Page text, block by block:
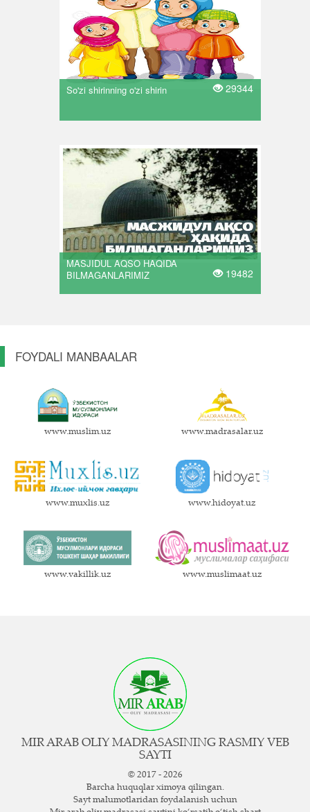
So'zi shirinning o'zi shirin 29344
MASJIDUL AQSO HAQIDA
BILMAGANLARIMIZ
19482
FOYDALI MANBAALAR
www.muslim.uz www.madrasalar.uz
www.muxlis.uz www.hidoyat.uz
www.vakillik.uz www.muslimaat.uz
MIR ARAB OLIY MADRASASINING RASMIY VEB
SAYTI
© 2017 - 2026
Barcha huquqlar ximoya qilingan.
Sayt ma`lumotlaridan foydalanish uchun